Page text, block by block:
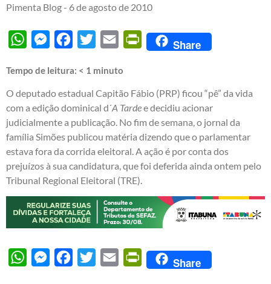
Pimenta Blog - 6 de agosto de 2010
WhatsAppMessengerFacebook
Twitter Email PrintFriendly
Share
Tempo de leitura: < 1 minuto
O deputado estadual Capitão Fábio (PRP) ficou “pê” da vida
com a edição dominical d´A Tardee decidiu acionar
judicialmente a publicação. No fim de semana, o jornal da
família Simões publicou matéria dizendo que o parlamentar
estava fora da corrida eleitoral. A ação é por conta dos
prejuízos à sua candidatura, que foi deferida ainda ontem pelo
Tribunal Regional Eleitoral (TRE).
WhatsAppMessengerFacebook
Twitter Email PrintFriendly
Share